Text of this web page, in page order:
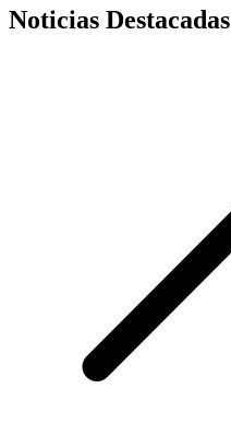
Noticias Destacadas